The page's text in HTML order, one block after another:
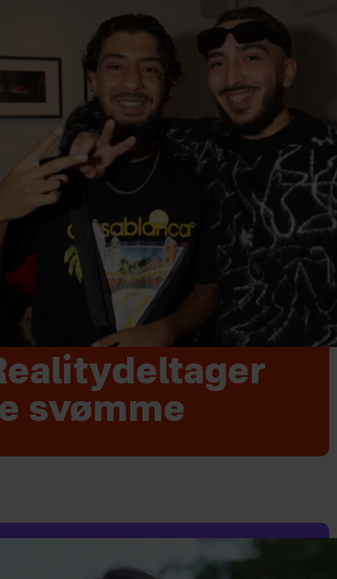
svømme